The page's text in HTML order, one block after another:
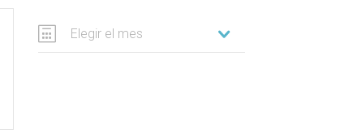
Elegir el mes